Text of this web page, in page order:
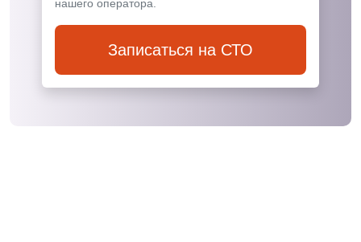
нашего оператора.
Записаться на СТО